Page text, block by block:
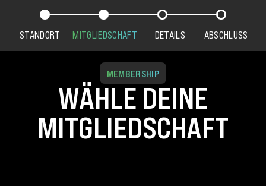
STANDORT MITGLIEDSCHAFT DETAILS ABSCHLUSS
MEMBERSHIP
WÄHLE DEINE
MITGLIEDSCHAFT